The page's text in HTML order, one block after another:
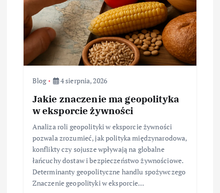
Blog 4 sierpnia, 2026
Jakie znaczenie ma geopolityka
w eksporcie żywności
Analiza roli geopolityki w eksporcie żywności
pozwala zrozumieć, jak polityka międzynarodowa,
konflikty czy sojusze wpływają na globalne
łańcuchy dostaw i bezpieczeństwo żywnościowe.
Determinanty geopolityczne handlu spożywczego
Znaczenie geopolityki w eksporcie…